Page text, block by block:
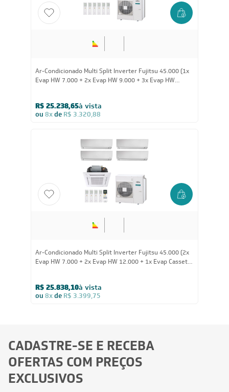
Ar-Condicionado Multi Split Inverter Fujitsu 45.000 (1x
Evap HW 7.000 + 2x Evap HW 9.000 + 3x Evap HW
R$ 25.238,65à vista
ou 8xde R$ 3.320,88
Ar-Condicionado Multi Split Inverter Fujitsu 45.000 (2x
Evap HW 7.000 + 2x Evap HW 12.000 + 1x Evap Cassete
R$ 25.838,10à vista
ou 8xde R$ 3.399,75
CADASTRE-SE E RECEBA
OFERTAS COM PREÇOS
EXCLUSIVOS